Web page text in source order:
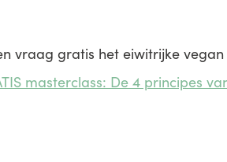
vraag gratis het eiwitrijke
masterclass: De 4 principes